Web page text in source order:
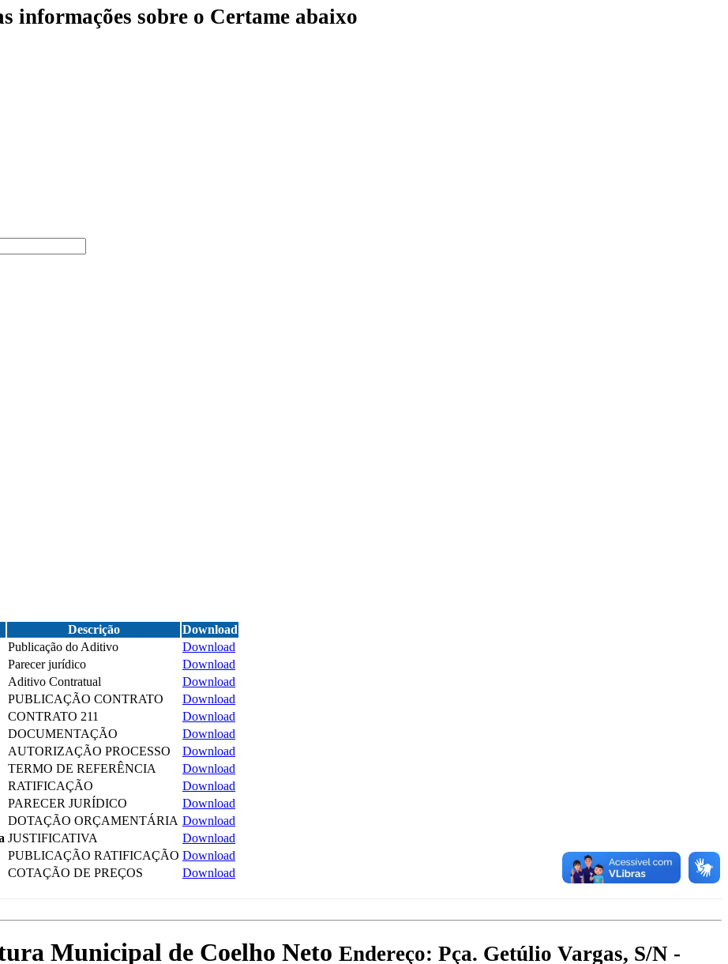
informações sobre o Certame abaixo
Descrição
Download
Publicação do Aditivo
Download
Parecer jurídico
Download
Aditivo Contratual
Download
PUBLICAÇÃO CONTRATO
Download
CONTRATO 211
Download
DOCUMENTAÇÃO
Download
AUTORIZAÇÃO PROCESSO
Download
TERMO DE REFERÊNCIA
Download
RATIFICAÇÃO
Download
PARECER JURÍDICO
Download
DOTAÇÃO ORÇAMENTÁRIA Download
JUSTIFICATIVA
Download
PUBLICAÇÃO RATIFICAÇÃO Download
COTAÇÃO DE PREÇOS Download
Municipal de Coelho Neto Endereço: Pça. Getúlio Vargas, S/N -